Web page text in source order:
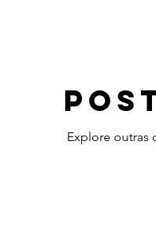
Explore outras